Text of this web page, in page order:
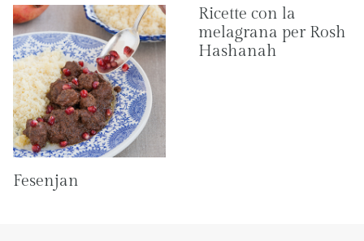
Fesenjan
Ricette con la
melagrana per Rosh
Hashanah